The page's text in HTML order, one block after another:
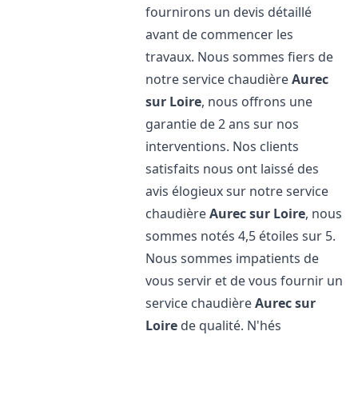
fournirons un devis détaillé
avant de commencer les
travaux. Nous sommes fiers de
notre service chaudièreAurec
sur Loire, nous offrons une
garantie de 2 ans sur nos
interventions. Nos clients
satisfaits nous ont laissé des
avis élogieux sur notre service
chaudièreAurec sur Loire, nous
sommes notés 4,5 étoiles sur 5.
Nous sommes impatients de
vous servir et de vous fournir un
service chaudièreAurec sur
Loire de qualité. N'hés